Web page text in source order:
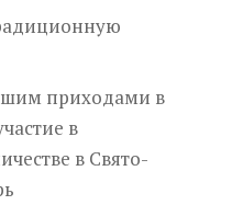
приходами в
в
в Свято-